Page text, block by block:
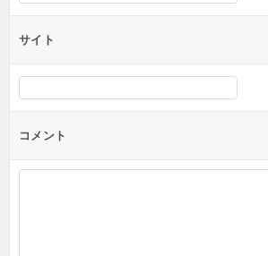
サイト
コメント